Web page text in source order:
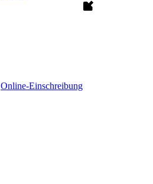
Online-Einschreibung